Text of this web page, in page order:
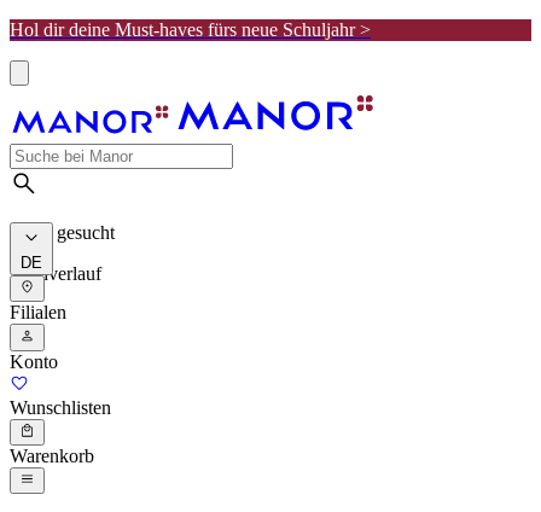
Hol dir deine Must-haves fürs neue Schuljahr >
Meist gesucht
Suchverlauf
DE
Filialen
Konto
Wunschlisten
Warenkorb